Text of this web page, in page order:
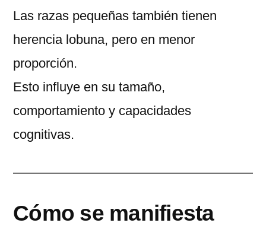
Las razas pequeñas también tienen
herencia lobuna, pero en menor
proporción.
Esto influye en su tamaño,
comportamiento y capacidades
cognitivas.
Cómo se manifiesta